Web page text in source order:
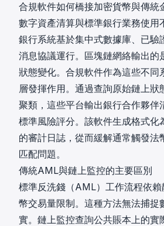
合規軟件如何橋接加密貨幣與傳統
數字資產清算與標準銀行業務使用
銀行系統基於集中式數據庫、已驗
消息協議運行。區塊鏈網絡輸出的
狀態變化。合規軟件作為這些不同
層發揮作用。通過查詢原始鏈上狀
聚類，這些平台輸出銀行合作夥伴
標準風險評分。該軟件生成格式化
的審計日誌 ，從而緩解通常觸發
匹配問題。
傳統AML與鏈上監控的主要區別
標準反洗錢（AML）工作流程依
幣交易量限制。這種方法無法捕捉
實。 鏈上監控查詢公共賬本上的實